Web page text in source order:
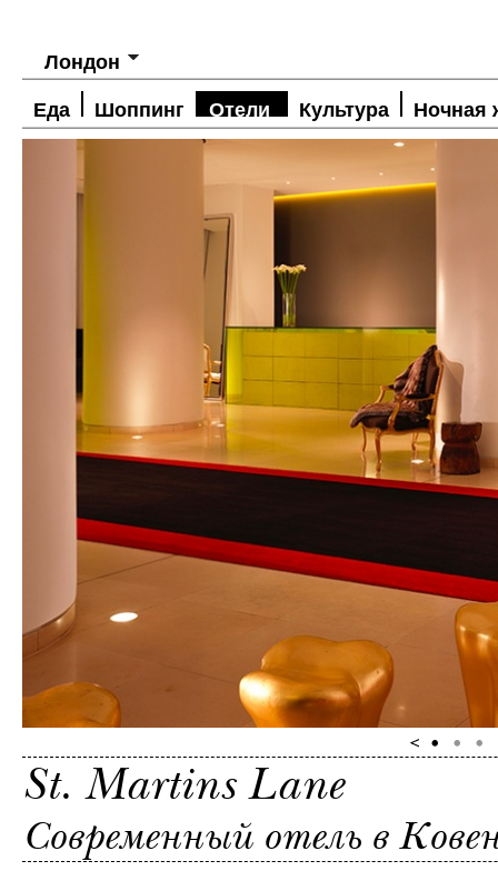
Лондон
Еда Шоппинг Отели Культура Ночная
St. Martins Lane
Cовременный отель в